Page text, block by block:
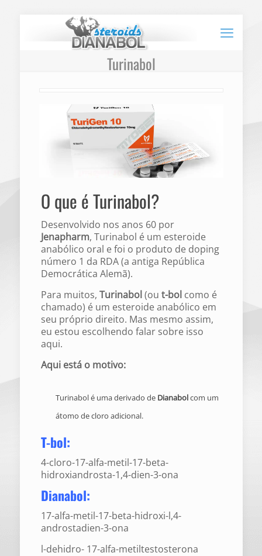
Turinabol
O que é Turinabol?
Desenvolvido nos anos 60 por
Jenapharm, Turinabol é um esteroide
anabólico oral e foi o produto de doping
número 1 da RDA (a antiga República
Democrática Alemã).
Para muitos, Turinabol (ou t-bol como é
chamado) é um esteroide anabólico em
seu próprio direito. Mas mesmo assim,
eu estou escolhendo falar sobre isso
aqui.
Aqui está o motivo:
Turinabol é uma derivado de Dianabolcom um
átomo de cloro adicional.
T-bol:
4-cloro-17-alfa-metil-17-beta-
hidroxiandrosta-1,4-dien-3-ona
Dianabol:
17-alfa-metil-17-beta-hidroxi-l,4-
androstadien-3-ona
l-dehidro- 17-alfa-metiltestosterona